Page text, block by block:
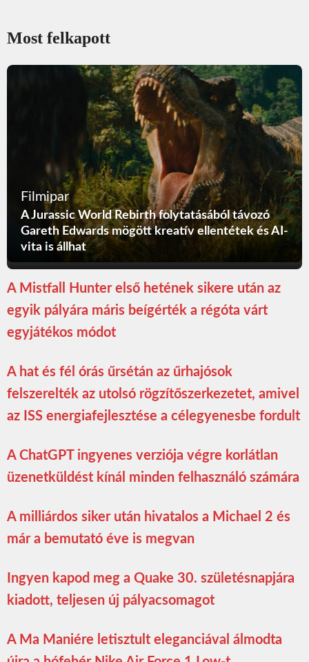
Most felkapott
Filmipar
A Jurassic World Rebirth folytatásából távozó
Gareth Edwards mögött kreatív ellentétek és AI-
vita is állhat
A Mistfall Hunter első hetének sikere után az
egyik pályára máris beígérték a régóta várt
egyjátékos módot
A hat és fél órás űrsétán az űrhajósok
felszerelték az utolsó rögzítőszerkezetet, amivel
az ISS energiafejlesztése a célegyenesbe fordult
A ChatGPT ingyenes verziója végre korlátlan
üzenetküldést kínál minden felhasználó számára
A milliárdos siker után hivatalos a Michael 2 és
már a bemutató éve is megvan
Ingyen kapod meg a Quake 30. születésnapjára
kiadott, teljesen új pályacsomagot
A Ma Maniére letisztult eleganciával álmodta